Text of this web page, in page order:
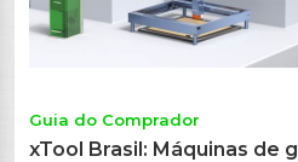
Guia do Comprador
xTool Brasil: Máquinas de